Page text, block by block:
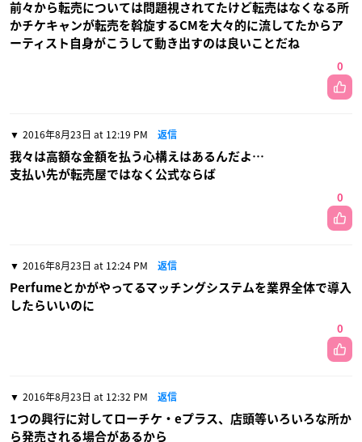
前々から転売については問題視されてたけど転売はなくなる所
かチケキャンが転売を斡旋するCMを大々的に流してたからア
ーティスト自身がこうして動き出すのは良いことだね
0
2016年8月23日 at 12:19 PM 返信
我々は高額な金額を払う心構えはあるんだよ…
支払い先が転売屋ではなく公式ならば
0
2016年8月23日 at 12:24 PM 返信
Perfumeとかがやってるマッチングシステムを業界全体で導入
したらいいのに
0
2016年8月23日 at 12:32 PM 返信
1つの興行に対してローチケ・eプラス、店頭等いろいろな所か
ら発売される場合があるから